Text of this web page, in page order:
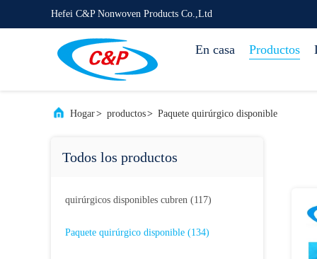
Hefei C&P Nonwoven Products Co.,Ltd
En casa Productos
Hogar> productos> Paquete quirúrgico disponible
Todos los productos
quirúrgicos disponibles cubren (117)
Paquete quirúrgico disponible (134)